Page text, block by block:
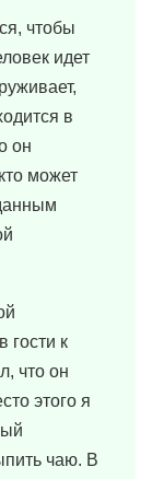
чтобы
идет
в
он
может
гости к
что он
этого я
чаю. В